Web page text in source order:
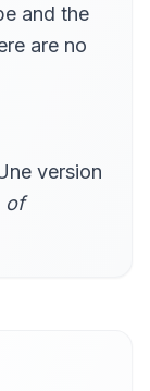
and the
are no
version
of